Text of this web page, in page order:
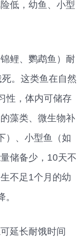
低，幼鱼、小型
鲤、鹦鹉鱼）耐
。这类鱼在自然
性，体内可储存
藻类、微生物补
）、小型鱼（如
储备少，10天不
不足1个月的幼
延长耐饿时间